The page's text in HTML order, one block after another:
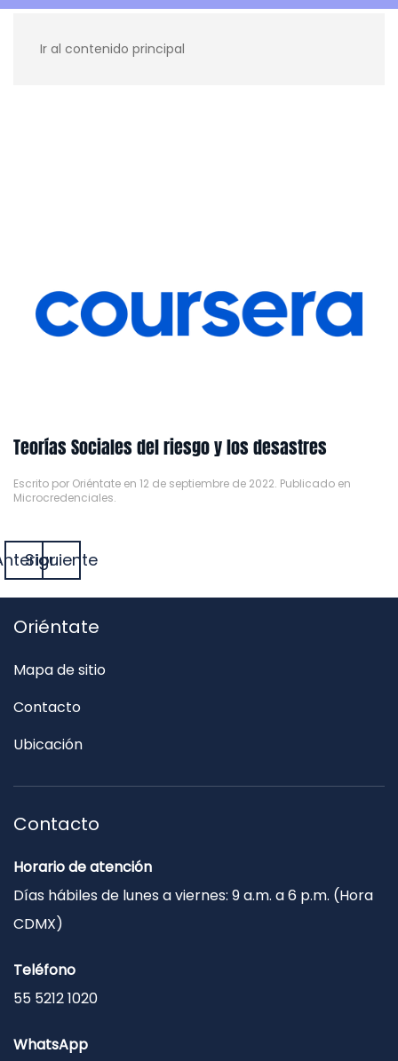
Ir al contenido principal
Teorías Sociales del riesgo y los desastres
Escrito por Oriéntate en 12 de septiembre de 2022. Publicado en
Microcredenciales.
Siguiente
Oriéntate
Mapa de sitio
Contacto
Ubicación
Contacto
Horario de atención
Días hábiles de lunes a viernes: 9 a.m. a 6 p.m. (Hora
CDMX)
Teléfono
55 5212 1020
WhatsApp